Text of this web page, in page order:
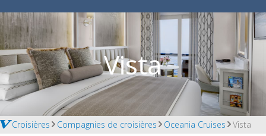
Vista
Croisières Compagnies de croisières Oceania Cruises Vista